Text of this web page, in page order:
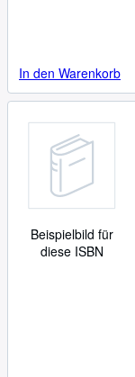
In den Warenkorb
Beispielbild für
diese ISBN